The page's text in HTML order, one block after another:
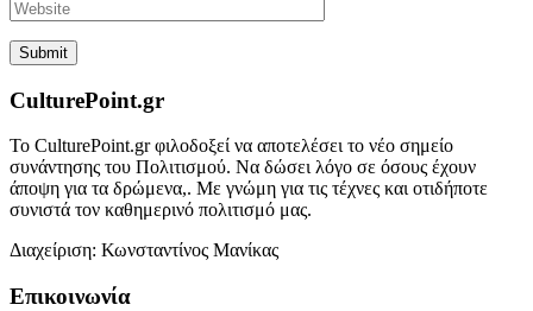
CulturePoint.gr
Το CulturePoint.gr φιλοδοξεί να αποτελέσει το νέο σημείο
συνάντησης του Πολιτισμού. Να δώσει λόγο σε όσους έχουν
άποψη για τα δρώμενα,. Με γνώμη για τις τέχνες και οτιδήποτε
συνιστά τον καθημερινό πολιτισμό μας.
Διαχείριση: Κωνσταντίνος Μανίκας
Επικοινωνία